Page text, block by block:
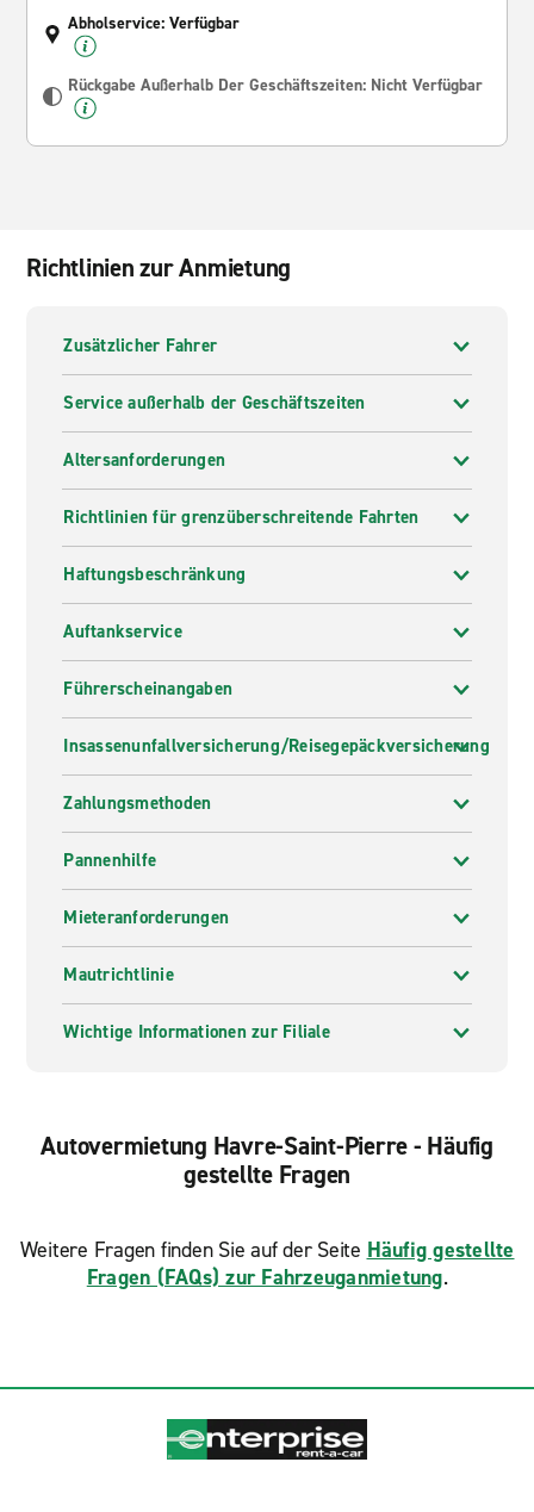
Abholservice: Verfügbar
Rückgabe Außerhalb Der Geschäftszeiten: Nicht Verfügbar
Richtlinien zur Anmietung
Zusätzlicher Fahrer
Service außerhalb der Geschäftszeiten
Altersanforderungen
Richtlinien für grenzüberschreitende Fahrten
Haftungsbeschränkung
Auftankservice
Führerscheinangaben
Insassenunfallversicherung/Reisegepäckversicherung
Zahlungsmethoden
Pannenhilfe
Mieteranforderungen
Mautrichtlinie
Wichtige Informationen zur Filiale
Autovermietung Havre-Saint-Pierre - Häufig
gestellte Fragen
Weitere Fragen finden Sie auf der Seite Häufig gestellte
Fragen (FAQs) zur Fahrzeuganmietung.